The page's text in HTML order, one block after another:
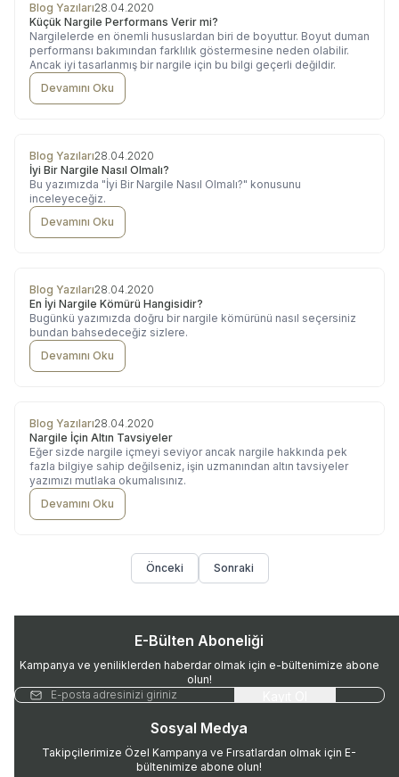
Blog Yazıları28.04.2020
Küçük Nargile Performans Verir mi?
Nargilelerde en önemli hususlardan biri de boyuttur. Boyut duman
performansı bakımından farklılık göstermesine neden olabilir.
Ancak iyi tasarlanmış bir nargile için bu bilgi geçerli değildir.
Devamını Oku
Blog Yazıları28.04.2020
İyi Bir Nargile Nasıl Olmalı?
Bu yazımızda "İyi Bir Nargile Nasıl Olmalı?" konusunu
inceleyeceğiz.
Devamını Oku
Blog Yazıları28.04.2020
En İyi Nargile Kömürü Hangisidir?
Bugünkü yazımızda doğru bir nargile kömürünü nasıl seçersiniz
bundan bahsedeceğiz sizlere.
Devamını Oku
Blog Yazıları28.04.2020
Nargile İçin Altın Tavsiyeler
Eğer sizde nargile içmeyi seviyor ancak nargile hakkında pek
fazla bilgiye sahip değilseniz, işin uzmanından altın tavsiyeler
yazımızı mutlaka okumalısınız.
Devamını Oku
Önceki Sonraki
E-Bülten Aboneliği
Kampanya ve yeniliklerden haberdar olmak için e-bültenimize abone
olun!
Sosyal Medya
Takipçilerimize Özel Kampanya ve Fırsatlardan olmak için E-
bültenimize abone olun!